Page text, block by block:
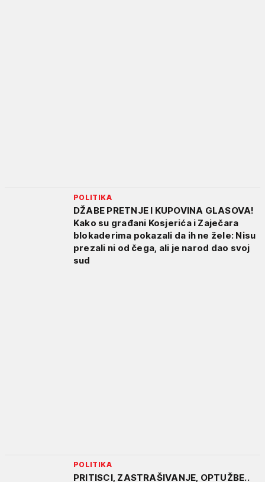
POLITIKA
DŽABE PRETNJE I KUPOVINA GLASOVA!
Kako su građani Kosjerića i Zaječara
blokaderima pokazali da ih ne žele: Nisu
prezali ni od čega, ali je narod dao svoj
sud
POLITIKA
PRITISCI, ZASTRAŠIVANJE, OPTUŽBE..